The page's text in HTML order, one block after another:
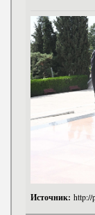
Источник: http://